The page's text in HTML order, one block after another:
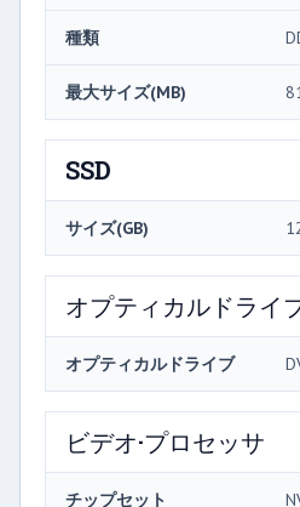
種類
最大サイズ(MB)
SSD
サイズ(GB)
オプティカルドライ
オプティカルドライブ
ビデオ·プロセッサ
チップセット